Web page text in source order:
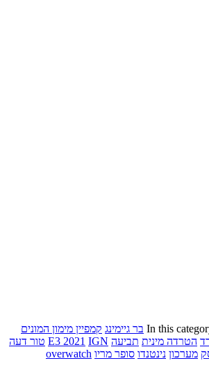
In this בר גיימינג קמפיין מימון המונים
הטרדה מינית תביעה E3 2021 IGN
טור דעה
מערכון נינטנדו סופר מריו overwatch